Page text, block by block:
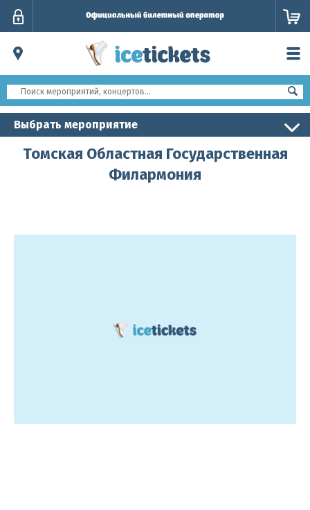
Выбрать мероприятие
Томская Областная Государственная
Филармония